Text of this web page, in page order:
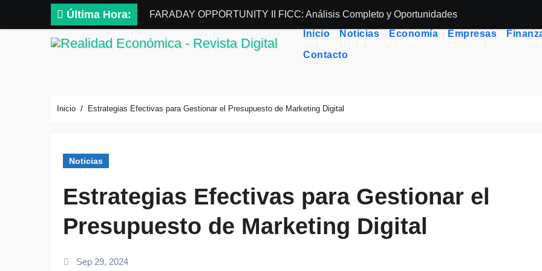
Última Hora: FARADAY OPPORTUNITY II FICC: Análisis Completo y Oportunidades de InversiónPlanificación a
Inicio Noticias Economía Empresas
Contacto
Inicio Estrategias Efectivas para Gestionar el Presupuesto de Marketing Digital
Noticias
Estrategias Efectivas para Gestionar el
Presupuesto de Marketing Digital
Sep 29, 2024